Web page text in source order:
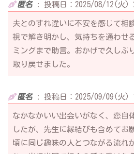
匿名: 投稿日：2025/08/12(火)
夫とのすれ違いに不安を感じて相
視で解き明かし、気持ちを通わせ
ミングまで助言。おかげで久しぶ
取り戻せました。
匿名: 投稿日：2025/09/09(火)
なかなかいい出会いがなく、恋自
したが、先生に縁結びも含めてお
頃に同じ趣味の人とつながる流れ